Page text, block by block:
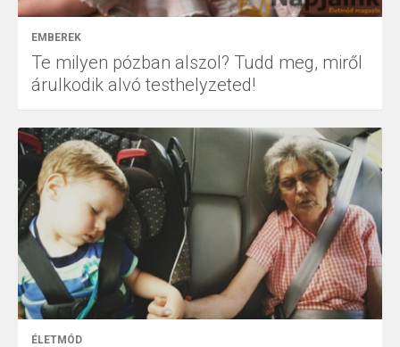
EMBEREK
Te milyen pózban alszol? Tudd meg, miről
árulkodik alvó testhelyzeted!
ÉLETMÓD